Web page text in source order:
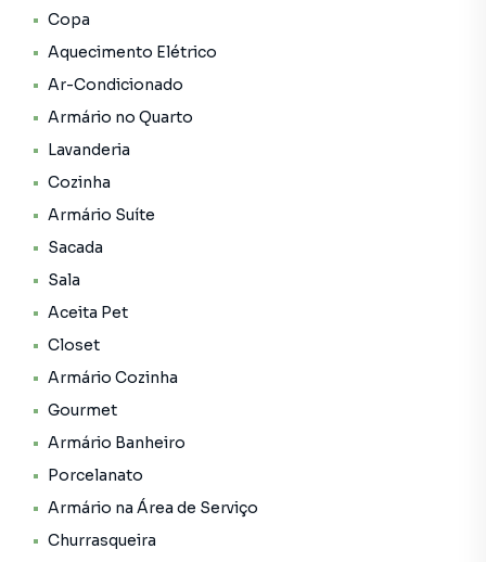
Copa
Aquecimento Elétrico
Ar-Condicionado
Armário no Quarto
Lavanderia
Cozinha
Armário Suíte
Sacada
Sala
Aceita Pet
Closet
Armário Cozinha
Gourmet
Armário Banheiro
Porcelanato
Armário na Área de Serviço
Churrasqueira